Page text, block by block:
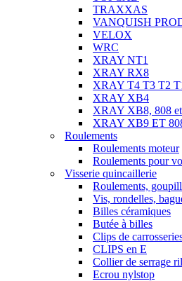
TRAXXAS
VANQUISH
VELOX
WRC
XRAY NT1
XRAY RX8
XRAY T4 T3 T2
XRAY XB4
XRAY XB8, 808
XRAY XB9 ET
Roulements
Roulements moteur
Roulements pour
Visserie quincaillerie
Roulements,
Vis, rondelles,
Billes céramiques
Butée à billes
Clips de
CLIPS en E
Collier de serrage
Ecrou nylstop